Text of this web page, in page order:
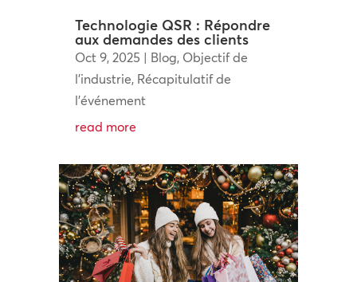
Technologie QSR : Répondre
aux demandes des clients
Oct 9, 2025 | Blog, Objectif de
l'industrie, Récapitulatif de
l'événement
read more